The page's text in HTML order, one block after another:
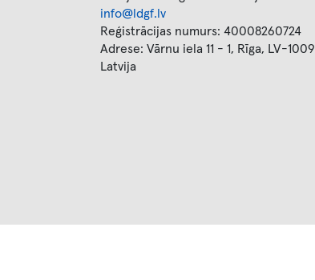
info@ldgf.lv
Reģistrācijas numurs: 40008260724
Adrese: Vārnu iela 11 - 1, Rīga, LV-1009
Latvija